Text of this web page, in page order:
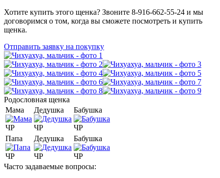
Хотите купить этого щенка? Звоните 8-916-662-55-24 и мы
договоримся о том, когда вы сможете посмотреть и купить
щенка.
Отправить заявку на покупку
Родословная щенка
Мама
ЧР
Дедушка
ЧР
Бабушка
ЧР
Папа
ЧР
Дедушка
ЧР
Бабушка
ЧР
Часто задаваемые вопросы: